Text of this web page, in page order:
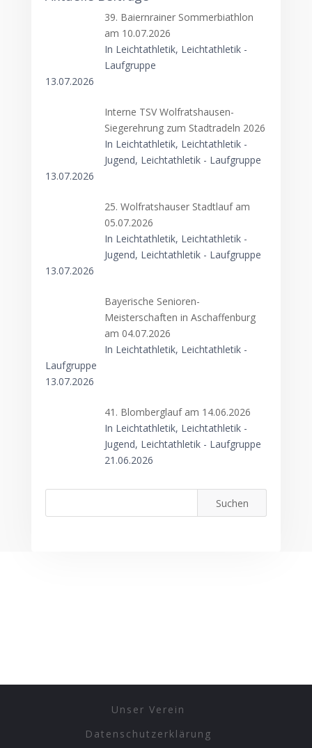
39. Baiernrainer Sommerbiathlon
am 10.07.2026
In Leichtathletik, Leichtathletik -
Laufgruppe
13.07.2026
Interne TSV Wolfratshausen-
Siegerehrung zum Stadtradeln 2026
In Leichtathletik, Leichtathletik -
Jugend, Leichtathletik - Laufgruppe
13.07.2026
25. Wolfratshauser Stadtlauf am
05.07.2026
In Leichtathletik, Leichtathletik -
Jugend, Leichtathletik - Laufgruppe
13.07.2026
Bayerische Senioren-
Meisterschaften in Aschaffenburg
am 04.07.2026
In Leichtathletik, Leichtathletik -
Laufgruppe
13.07.2026
41. Blomberglauf am 14.06.2026
In Leichtathletik, Leichtathletik -
Jugend, Leichtathletik - Laufgruppe
21.06.2026
Unser Verein
Datenschutzerklärung